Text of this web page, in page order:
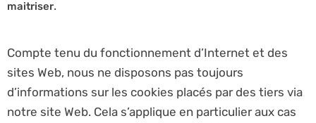
maitriser.
Compte tenu du fonctionnement d’Internet et des
sites Web, nous ne disposons pas toujours
d’informations sur les cookies placés par des tiers via
notre site Web. Cela s’applique en particulier aux cas